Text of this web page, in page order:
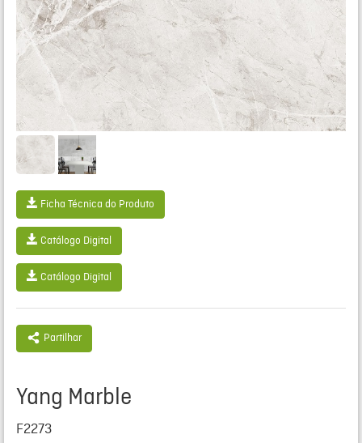
Ficha Técnica do Produto
Catálogo Digital
Catálogo Digital
Partilhar
Yang Marble
F2273